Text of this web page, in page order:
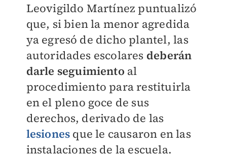
Leovigildo Martínez puntualizó
que, si bien la menor agredida
ya egresó de dicho plantel, las
autoridades escolares deberán
darle seguimiento al
procedimiento para restituirla
en el pleno goce de sus
derechos, derivado de las
lesiones que le causaron en las
instalaciones de la escuela.